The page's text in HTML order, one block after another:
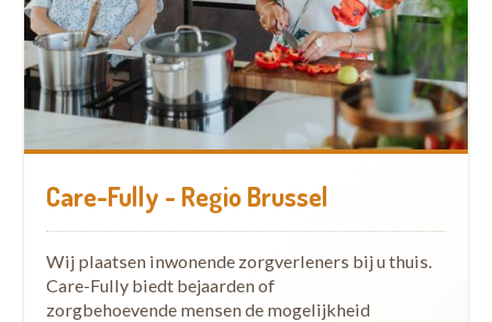
Care-Fully - Regio Brussel
Wij plaatsen inwonende zorgverleners bij u thuis.
Care-Fully biedt bejaarden of
zorgbehoevende mensen de mogelijkheid